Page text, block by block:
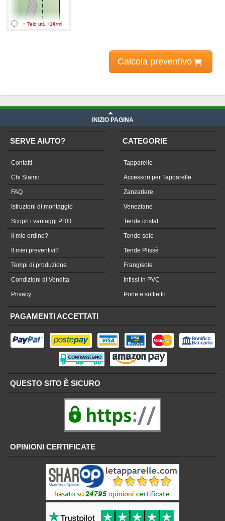
+ Telo uti. +1€/ml
Calcola preventivo
INIZIO PAGINA
SERVE AIUTO?
Contatti
Chi Siamo
FAQ
Istruzioni di montaggio
Scopri i vantaggi PRO
Il mio ordine?
Il miei preventivi?
Tempi di produzione
Condizioni di Vendita
Privacy
CATEGORIE
Tapparelle
Accessori per Tapparelle
Zanzariere
Veneziane
Tende cristal
Tende sole
Tende Plissè
Frangisole
Infissi in PVC
Porte a soffietto
PAGAMENTI ACCETTATI
QUESTO SITO È SICURO
OPINIONI CERTIFICATE